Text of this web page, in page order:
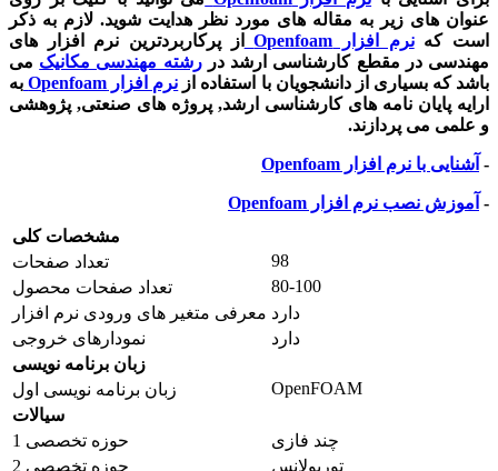
عنوان های زیر به مقاله های مورد نظر هدایت شوید. لازم به ذکر
است کهنرم افزار Openfoam
از پرکاربردترین نرم افزار های
مهندسی در مقطع کارشناسی ارشد دررشته مهندسی مکانیک می
باشد که بسیاری از دانشجویان با استفاده از نرم افزار Openfoam به
ارایه پایان نامه های کارشناسی ارشد, پروژه های صنعتی, پژوهشی
و علمی می پردازند.
- آشنایی با نرم افزار Openfoam
- آموزش نصب نرم افزار Openfoam
مشخصات کلی
تعداد صفحات
98
تعداد صفحات محصول
80-100
معرفی متغیر های ورودی نرم افزار دارد
نمودارهای خروجی
دارد
زبان برنامه نویسی
زبان برنامه نویسی اول
OpenFOAM
سیالات
حوزه تخصصی 1
چند فازی
حوزه تخصصی 2
توربولانس